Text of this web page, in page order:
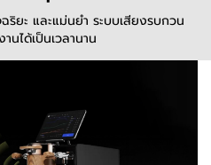
ริยะ และแม่นยำ ระบบเสียงรบกวน
นได้เป็นเวลานาน